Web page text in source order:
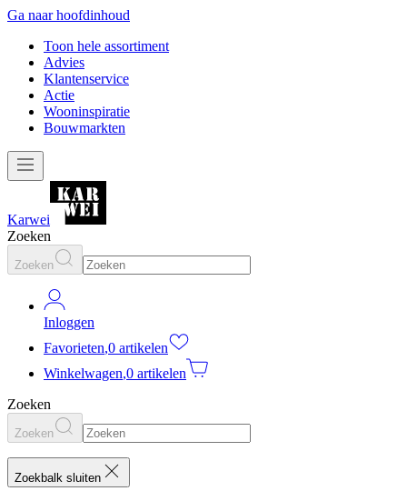
Ga naar hoofdinhoud
Toon hele assortiment
Advies
Klantenservice
Actie
Wooninspiratie
Bouwmarkten
Karwei
Zoeken
Zoeken
Inloggen
Favorieten,0 artikelen
Winkelwagen,0 artikelen
Zoeken
Zoeken
Zoekbalk sluiten